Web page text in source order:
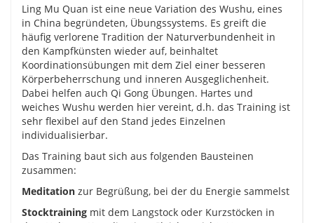
Ling Mu Quan ist eine neue Variation des Wushu, eines
in China begründeten, Übungssystems. Es greift die
häufig verlorene Tradition der Naturverbundenheit in
den Kampfkünsten wieder auf, beinhaltet
Koordinationsübungen mit dem Ziel einer besseren
Körperbeherrschung und inneren Ausgeglichenheit.
Dabei helfen auch Qi Gong Übungen. Hartes und
weiches Wushu werden hier vereint, d.h. das Training ist
sehr flexibel auf den Stand jedes Einzelnen
individualisierbar.
Das Training baut sich aus folgenden Bausteinen
zusammen:
Meditation zur Begrüßung, bei der du Energie sammelst
Stocktraining mit dem Langstock oder Kurzstöcken in